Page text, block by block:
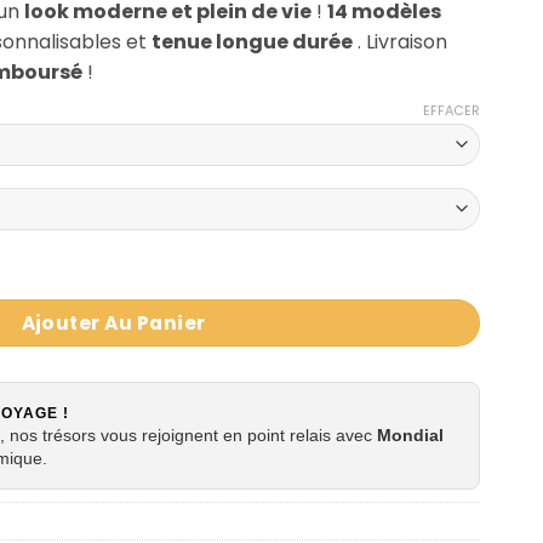
look moderne et plein de vie ! 14 modèles
et tenue longue durée. Livraison
!
EFFACER
Twist 16"
Ajouter Au Panier
!
nos trésors vous rejoignent en point relais avec Mondial